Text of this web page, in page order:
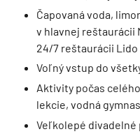
Čapovaná voda,
v hlavnej reštaurácii
24/7 reštaurácii Lido
Voľný vstup do
Aktivity počas
lekcie, vodná
Veľkolepé divadelné